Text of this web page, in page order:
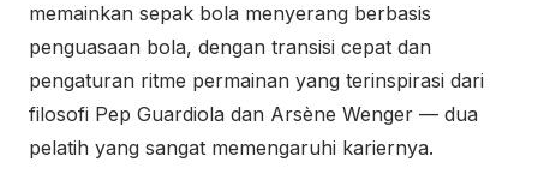
memainkan sepak bola menyerang berbasis
penguasaan bola, dengan transisi cepat dan
pengaturan ritme permainan yang terinspirasi dari
filosofi Pep Guardiola dan Arsène Wenger — dua
pelatih yang sangat memengaruhi kariernya.